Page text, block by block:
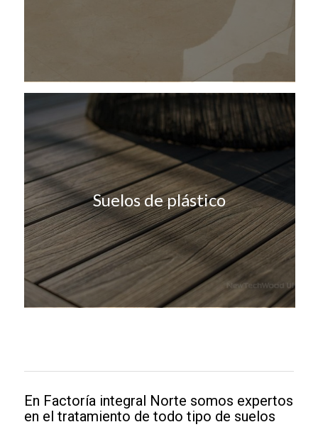
Suelos de plástico
En Factoría integral Norte somos expertos
en el tratamiento de todo tipo de suelos